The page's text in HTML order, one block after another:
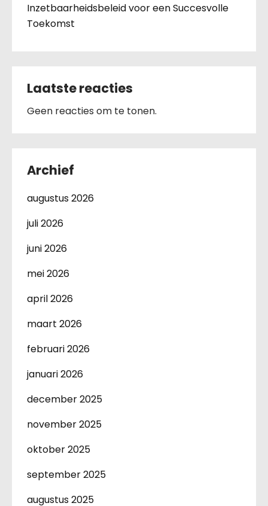
Inzetbaarheidsbeleid voor een Succesvolle
Toekomst
Laatste reacties
Geen reacties om te tonen.
Archief
augustus 2026
juli 2026
juni 2026
mei 2026
april 2026
maart 2026
februari 2026
januari 2026
december 2025
november 2025
oktober 2025
september 2025
augustus 2025